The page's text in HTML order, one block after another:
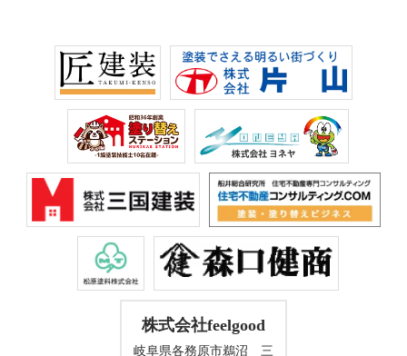
株式会社feelgood
岐阜県各務原市鵜沼 三